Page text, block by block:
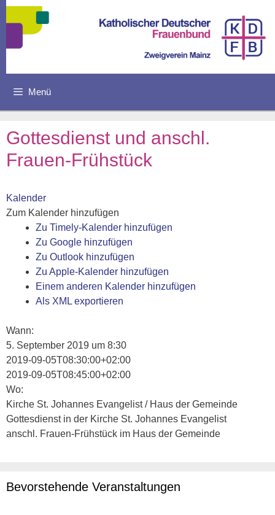
Zum
Inhalt
springen
Menü
Gottesdienst und anschl.
Frauen-Frühstück
Kalender
Zum Kalender hinzufügen
Zu Timely-Kalender hinzufügen
Zu Google hinzufügen
Zu Outlook hinzufügen
Zu Apple-Kalender hinzufügen
Einem anderen Kalender hinzufügen
Als XML exportieren
Wann:
5. September 2019 um 8:30
2019-09-05T08:30:00+02:00
2019-09-05T08:45:00+02:00
Wo:
Kirche St. Johannes Evangelist / Haus der Gemeinde
Gottesdienst in der Kirche St. Johannes Evangelist
anschl. Frauen-Frühstück im Haus der Gemeinde
Bevorstehende Veranstaltungen